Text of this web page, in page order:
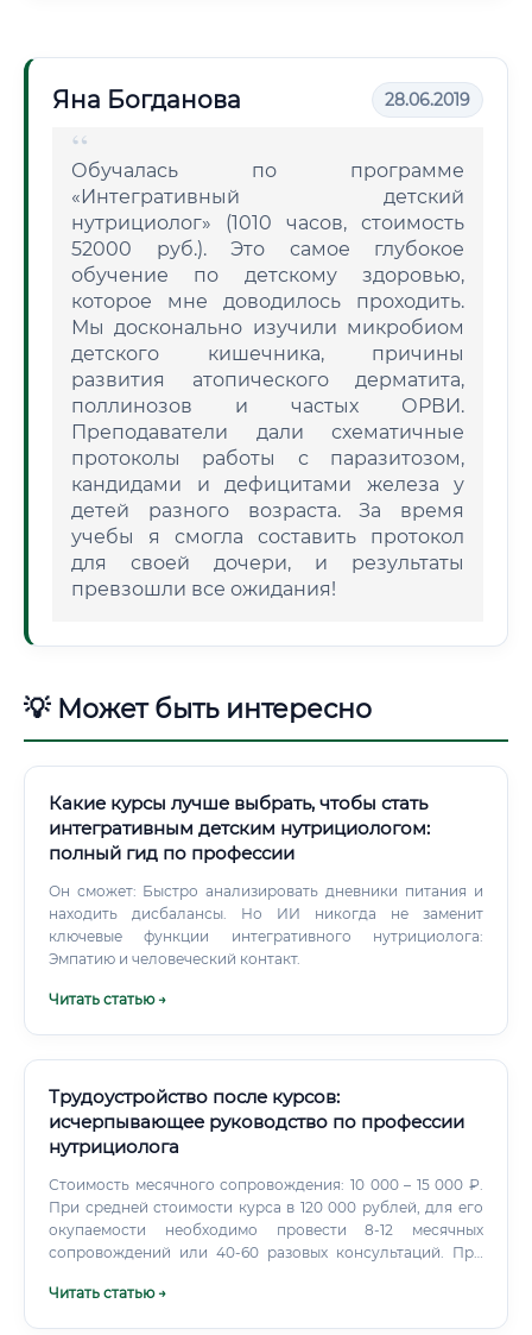
Яна Богданова 28.06.2019
Обучалась по программе
«Интегративный детский
нутрициолог» (1010 часов, стоимость
52000 руб.). Это самое глубокое
обучение по детскому здоровью,
которое мне доводилось проходить.
Мы досконально изучили микробиом
детского кишечника, причины
развития атопического дерматита,
поллинозов и частых ОРВИ.
Преподаватели дали схематичные
протоколы работы с паразитозом,
кандидами и дефицитами железа у
детей разного возраста. За время
учебы я смогла составить протокол
для своей дочери, и результаты
превзошли все ожидания!
💡 Может быть интересно
Какие курсы лучше выбрать, чтобы стать
интегративным детским нутрициологом:
полный гид по профессии
Он сможет: Быстро анализировать дневники питания и
находить дисбалансы. Но ИИ никогда не заменит
ключевые функции интегративного нутрициолога:
Эмпатию и человеческий контакт.
Читать статью →
Трудоустройство после курсов:
исчерпывающее руководство по профессии
нутрициолога
Стоимость месячного сопровождения: 10 000 – 15 000 ₽.
При средней стоимости курса в 120 000 рублей, для его
окупаемости необходимо провести 8-12 месячных
сопровождений или 40-60 разовых консультаций. При
окупиться за 4-8 месяцев после начала практики.
Читать статью →